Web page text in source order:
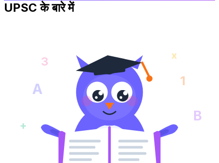
UPSC के बारे में
A 1
+
B
3 x